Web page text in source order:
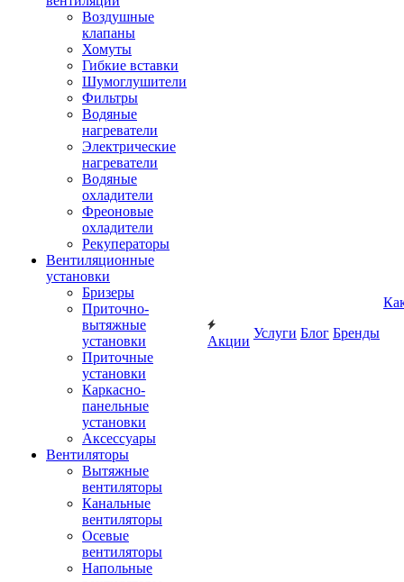
Воздушные
клапаны
Хомуты
Гибкие вставки
Шумоглушители
Фильтры
Водяные
нагреватели
Электрические
нагреватели
Водяные
охладители
Фреоновые
охладители
Рекуператоры
Вентиляционные
установки
Бризеры
Приточно-
вытяжные
установки
Приточные
установки
Каркасно-
панельные
установки
Аксессуары
Вентиляторы
Вытяжные
вентиляторы
Канальные
вентиляторы
Осевые
вентиляторы
Напольные
Акции
Услуги Блог Бренды